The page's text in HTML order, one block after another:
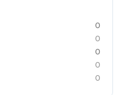
0
0
0
0
0